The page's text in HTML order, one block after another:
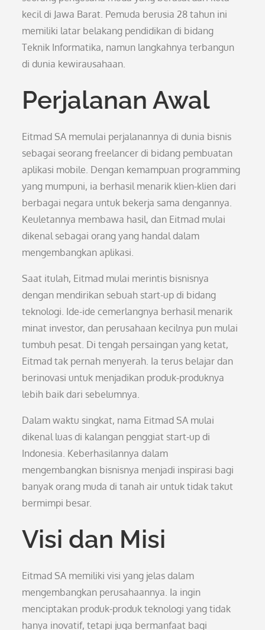
kecil di Jawa Barat. Pemuda berusia 28 tahun ini
memiliki latar belakang pendidikan di bidang
Teknik Informatika, namun langkahnya terbangun
di dunia kewirausahaan.
Perjalanan Awal
Eitmad SA memulai perjalanannya di dunia bisnis
sebagai seorang freelancer di bidang pembuatan
aplikasi mobile. Dengan kemampuan programming
yang mumpuni, ia berhasil menarik klien-klien dari
berbagai negara untuk bekerja sama dengannya.
Keuletannya membawa hasil, dan Eitmad mulai
dikenal sebagai orang yang handal dalam
mengembangkan aplikasi.
Saat itulah, Eitmad mulai merintis bisnisnya
dengan mendirikan sebuah start-up di bidang
teknologi. Ide-ide cemerlangnya berhasil menarik
minat investor, dan perusahaan kecilnya pun mulai
tumbuh pesat. Di tengah persaingan yang ketat,
Eitmad tak pernah menyerah. Ia terus belajar dan
berinovasi untuk menjadikan produk-produknya
lebih baik dari sebelumnya.
Dalam waktu singkat, nama Eitmad SA mulai
dikenal luas di kalangan penggiat start-up di
Indonesia. Keberhasilannya dalam
mengembangkan bisnisnya menjadi inspirasi bagi
banyak orang muda di tanah air untuk tidak takut
bermimpi besar.
Visi dan Misi
Eitmad SA memiliki visi yang jelas dalam
mengembangkan perusahaannya. Ia ingin
menciptakan produk-produk teknologi yang tidak
hanya inovatif, tetapi juga bermanfaat bagi